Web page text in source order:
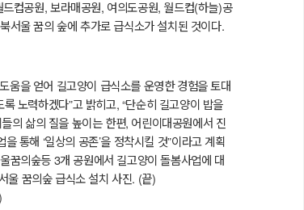
드컵공원,보라매공원, 여의도공원, 월드컵(하늘)공
북서울 꿈의 숲에 추가로 급식소가 설치된 것이다.
움을 얻어 길고양이 급식소를 운영한 경험을 토대
록 노력하겠다”고 밝히고, “단순히 길고양이 밥을
의 삶의 질을 높이는 한편, 어린이대공원에서 진
을 통해 ‘일상의 공존’을 정착시킬 것”이라고 계획
꿈의숲등3개 공원에서 길고양이 돌봄사업에 대
울 꿈의숲 급식소 설치 사진. (끝)